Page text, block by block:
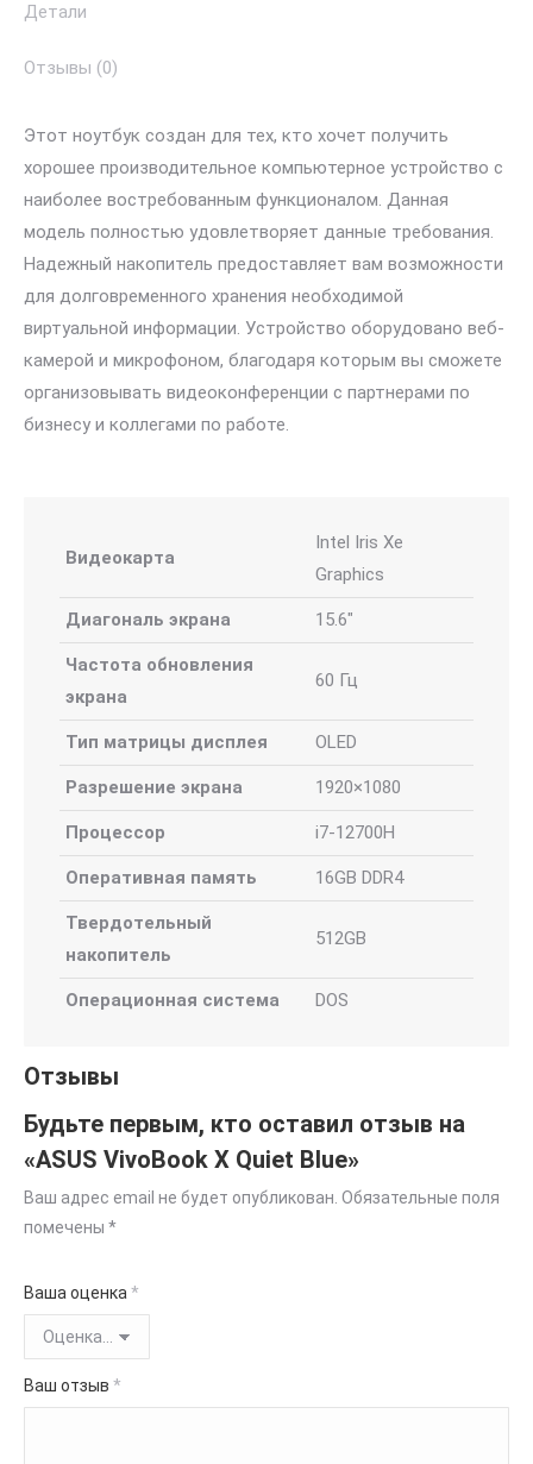
Детали
Отзывы (0)
Этот ноутбук создан для тех, кто хочет получить
хорошее производительное компьютерное устройство с
наиболее востребованным функционалом. Данная
модель полностью удовлетворяет данные требования.
Надежный накопитель предоставляет вам возможности
для долговременного хранения необходимой
виртуальной информации. Устройство оборудовано веб-
камерой и микрофоном, благодаря которым вы сможете
организовывать видеоконференции с партнерами по
бизнесу и коллегами по работе.
Видеокарта
Intel Iris Xe
Graphics
Диагональ экрана 15.6″
Частота обновления
экрана
60 Гц
Тип матрицы дисплея OLED
Разрешение экрана 1920×1080
Процессор i7-12700H
Оперативная память 16GB DDR4
Твердотельный
накопитель
512GB
Операционная система DOS
Отзывы
Будьте первым, кто оставил отзыв на
«ASUS VivoBook X Quiet Blue»
Ваш адрес email не будет опубликован. Обязательные поля
помечены *
Ваша оценка *
Ваш отзыв *